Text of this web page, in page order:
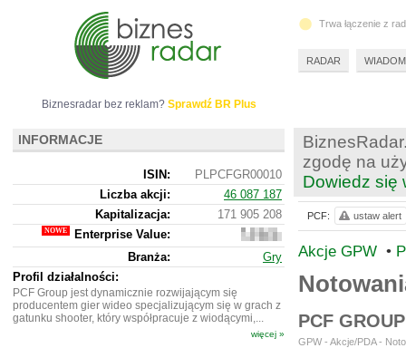
zgodę na
Dowiedz się
Akcje GPW •
PCF
GPW - Akcje/PDA -
PCF: ustaw alert
Biznesradar bez reklam? Sprawdź BR Plus
INFORMACJE
ISIN:
PLPCFGR00010
Liczba akcji:
46 087 187
Kapitalizacja:
171 905 208
Enterprise Value:
187
979
208
Branża:
Gry
Profil działalności:
PCF Group jest dynamicznie rozwijającym się
producentem gier wideo specjalizującym się w grach z
gatunku shooter, który współpracuje z wiodącymi,...
więcej »
Trwa łączenie z
RADAR